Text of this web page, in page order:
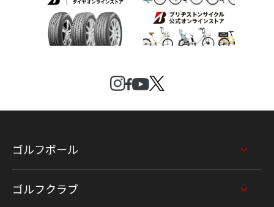
ゴルフボール
ゴルフクラブ